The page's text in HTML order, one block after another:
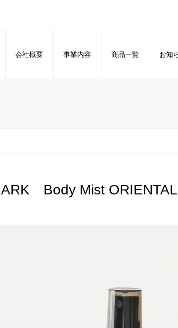
会社概要 事業内容 商品一覧 お知
Body Mist